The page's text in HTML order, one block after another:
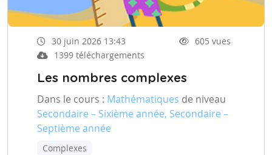
30 juin 2026 13:43
605 vues
1399 téléchargements
Les nombres complexes
Dans le cours : Mathématiques de niveau
Secondaire – Sixième année, Secondaire –
Septième année
Complexes